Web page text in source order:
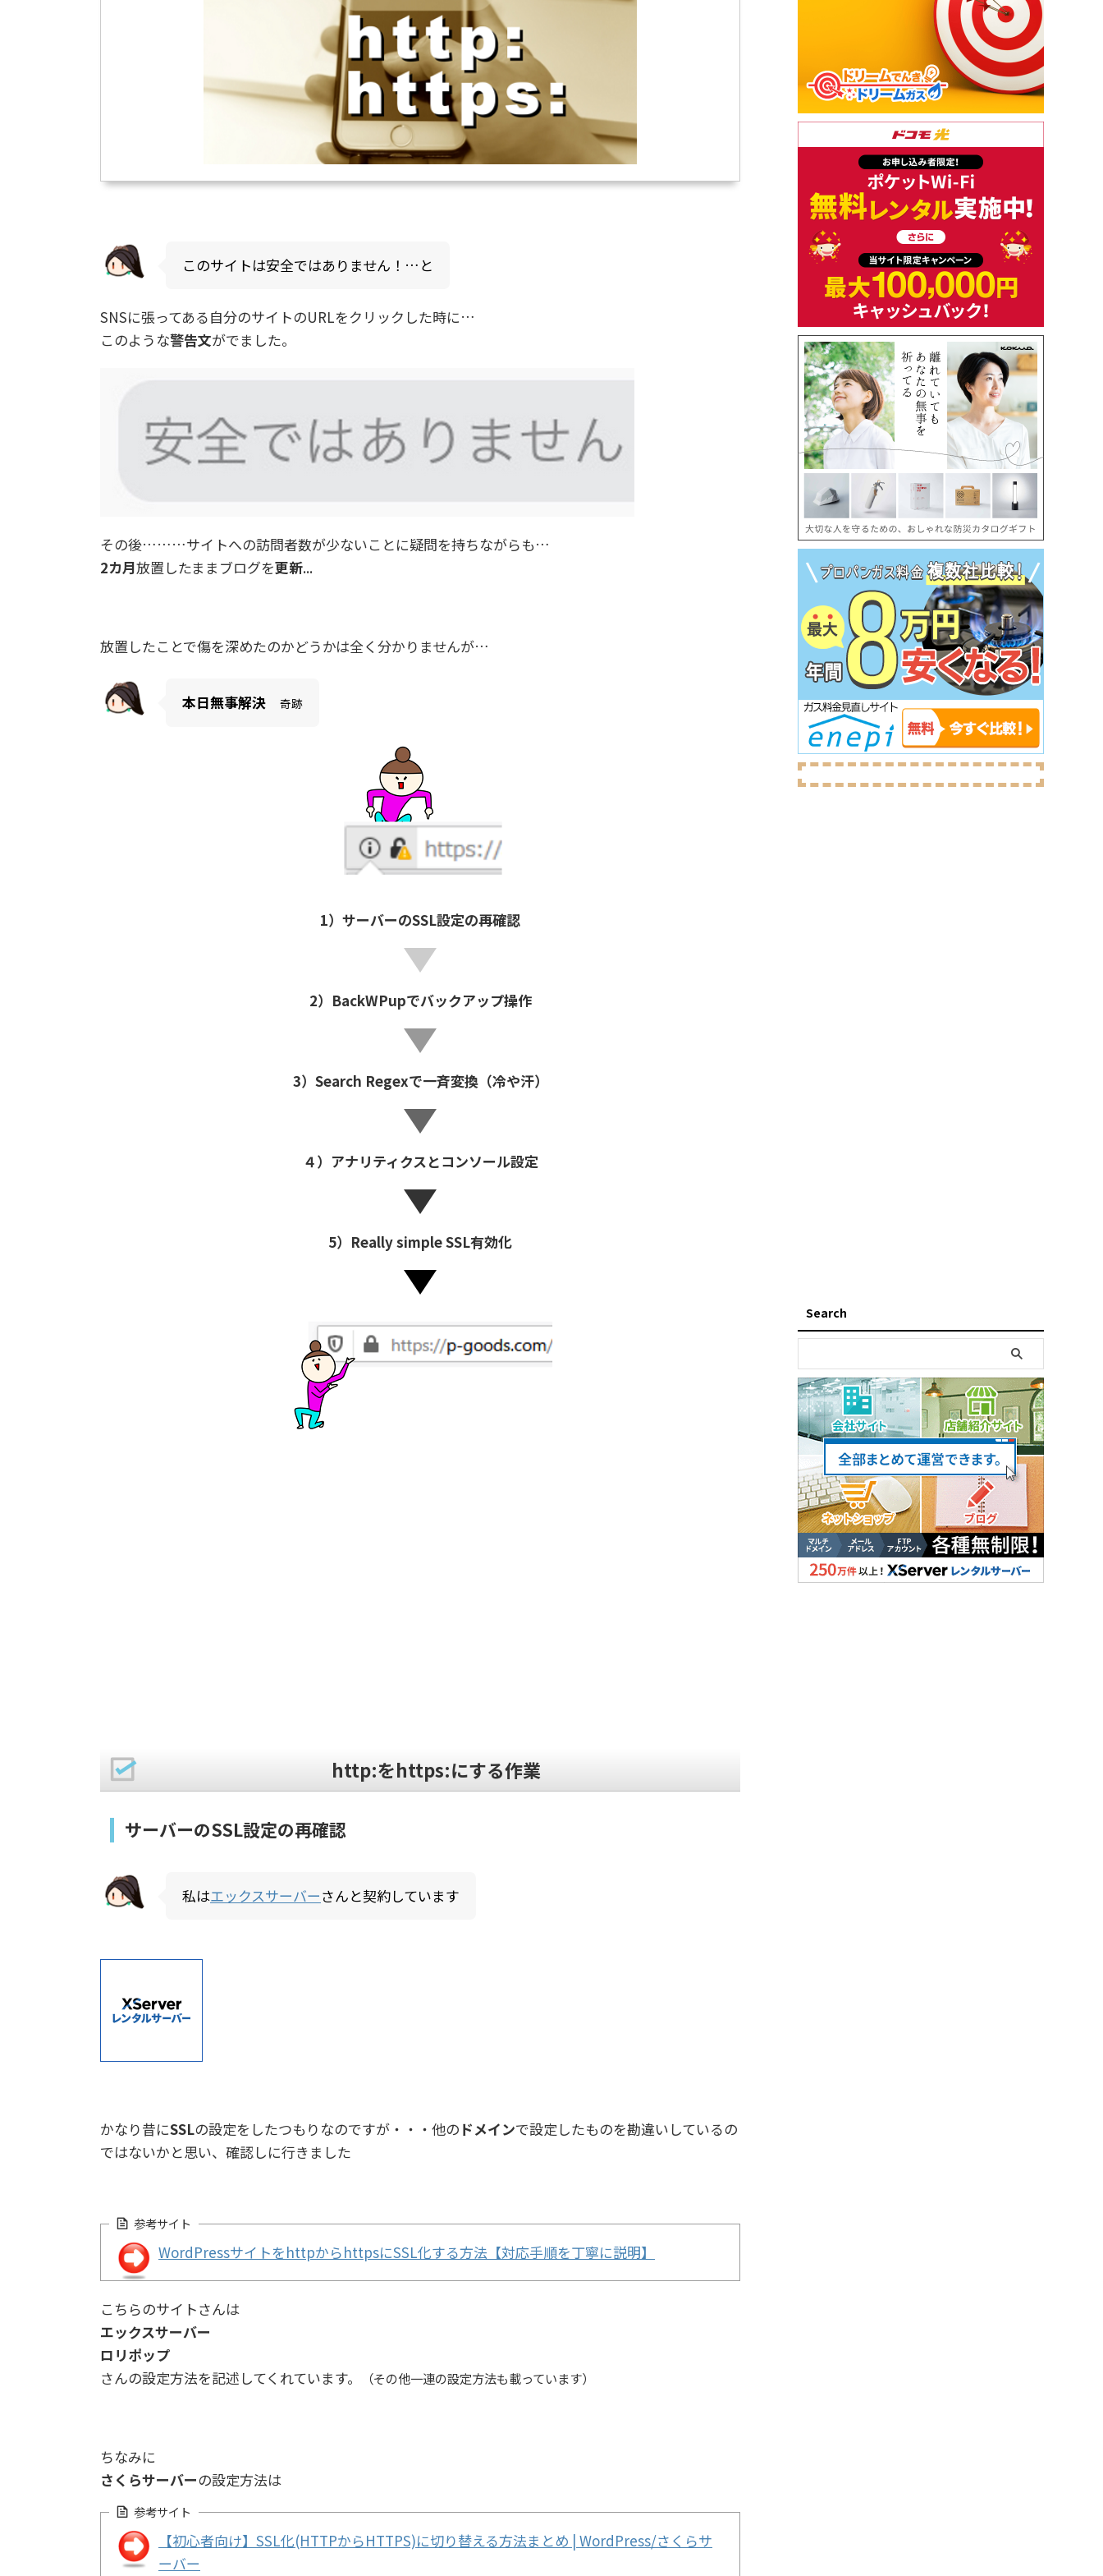
このサイトは安全ではありません！…と
SNSに張ってある自分のサイトのURLをクリックした時に…
このような警告文がでました。
その後………サイトへの訪問者数が少ないことに疑問を持ちながらも…
2カ月放置したままブログを更新...
放置したことで傷を深めたのかどうかは全く分かりませんが…
本日無事解決 奇跡
1）サーバーのSSL設定の再確認
2）BackWPupでバックアップ操作
3）Search Regexで一斉変換（冷や汗）
４）アナリティクスとコンソール設定
5）Really simple SSL有効化
http:をhttps:にする作業
サーバーのSSL設定の再確認
私はエックスサーバーさんと契約しています
かなり昔にSSLの設定をしたつもりなのですが・・・他の ドメインで設定したものを勘違いしているの
ではないかと思い、確認しに行きました
参考サイト
WordPressサイトをhttpからhttpsにSSL化する方法【対応手順を丁寧に説明】
こちらのサイトさんは
エックスサーバー
ロリポップ
さんの設定方法を記述してくれています。
（その他一連の設定方法も載っています）
ちなみに
さくらサーバーの設定方法は
参考サイト
【初心者向け】SSL化(HTTPからHTTPS)に切り替える方法まとめ | WordPress/さくらサ
ーバー
Search